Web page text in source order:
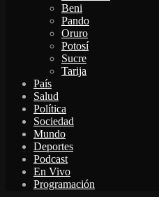
Beni
Pando
Oruro
Potosí
Sucre
Tarija
País
Salud
Política
Sociedad
Mundo
Deportes
Podcast
En Vivo
Programación